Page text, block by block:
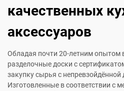
качественных
аксессуаров
Обладая почти 20-летним опытом
разделочные доски с
закупку сырья с непревзойдённой
Изготовленные в соответствии с